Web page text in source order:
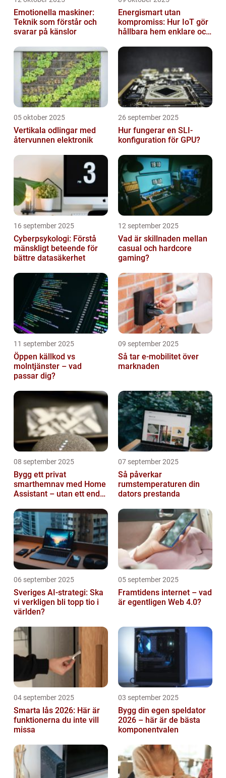
Emotionella maskiner:
Teknik som förstår och
svarar på känslor
Energismart utan
kompromiss: Hur IoT gör
hållbara hem enklare och
05 oktober 2025
Vertikala odlingar med
återvunnen elektronik
26 september 2025
Hur fungerar en SLI-
konfiguration för GPU?
16 september 2025
Cyberpsykologi: Förstå
mänskligt beteende för
bättre datasäkerhet
12 september 2025
Vad är skillnaden mellan
casual och hardcore
gaming?
11 september 2025
Öppen källkod vs
molntjänster – vad
passar dig?
09 september 2025
Så tar e-mobilitet över
marknaden
08 september 2025
Bygg ett privat
smarthemnav med Home
Assistant – utan ett enda
07 september 2025
Så påverkar
rumstemperaturen din
dators prestanda
06 september 2025
Sveriges AI-strategi: Ska
vi verkligen bli topp tio i
världen?
05 september 2025
Framtidens internet – vad
är egentligen Web 4.0?
04 september 2025
Smarta lås 2026: Här är
funktionerna du inte vill
missa
03 september 2025
Bygg din egen speldator
2026 – här är de bästa
komponentvalen